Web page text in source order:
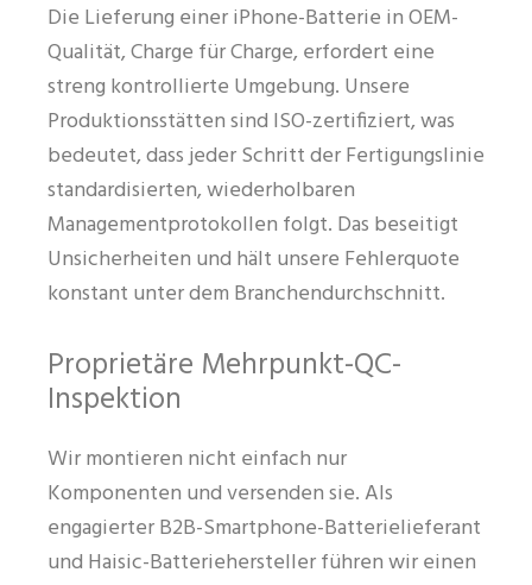
Die Lieferung einer iPhone-Batterie in OEM-
Qualität, Charge für Charge, erfordert eine
streng kontrollierte Umgebung. Unsere
Produktionsstätten sind ISO-zertifiziert, was
bedeutet, dass jeder Schritt der Fertigungslinie
standardisierten, wiederholbaren
Managementprotokollen folgt. Das beseitigt
Unsicherheiten und hält unsere Fehlerquote
konstant unter dem Branchendurchschnitt.
Proprietäre Mehrpunkt-QC-
Inspektion
Wir montieren nicht einfach nur
Komponenten und versenden sie. Als
engagierter B2B-Smartphone-Batterielieferant
und Haisic-Batteriehersteller führen wir einen